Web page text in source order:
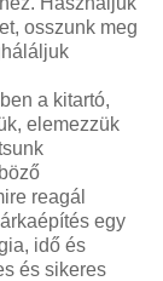
osszunk meg
a kitartó,
elemezzük
reagál
egy
idő és
és sikeres